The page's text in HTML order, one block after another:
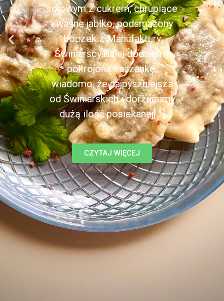
sojowym z cukrem, chrupiące
kwaśne jabłko, podsmażony
boczek z Manufaktury
Świniarscy.Dalej dodajemy
pokrojoną kaszankę,
wiadomo, że najpyszniejsza
od Świniarskich i dorzucamy
dużą ilość posiekanej[...]
CZYTAJ WIĘCEJ